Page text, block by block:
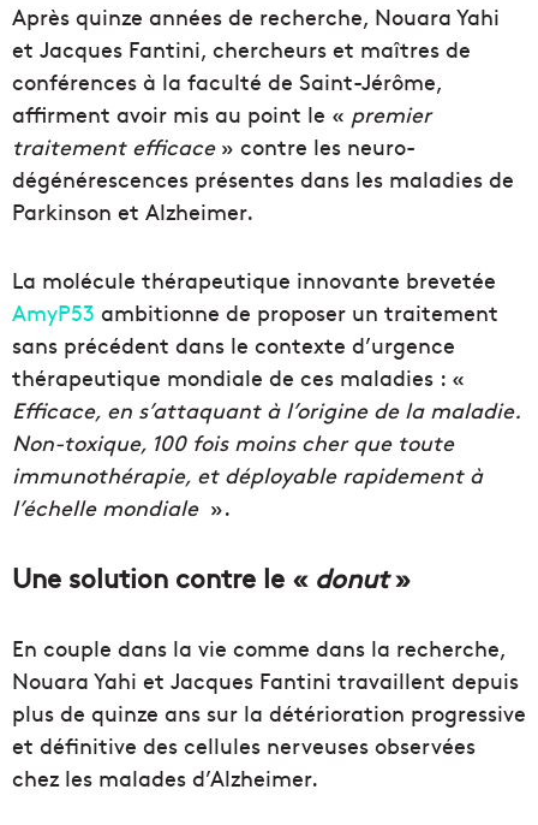
Après quinze années de recherche, Nouara Yahi
et Jacques Fantini, chercheurs et maîtres de
conférences à la faculté de Saint-Jérôme,
affirment avoir mis au point le « premier
traitement efficace» contre les neuro-
dégénérescences présentes dans les maladies de
Parkinson et Alzheimer.
La molécule thérapeutique innovante brevetée
AmyP53 ambitionne de proposer un traitement
sans précédent dans le contexte d’urgence
thérapeutique mondiale de ces maladies : «
Efficace, en s’attaquant à l’origine de la maladie.
Non-toxique, 100 fois moins cher que toute
immunothérapie, et déployable rapidement à
l’échelle mondiale».
Une solution contre le « donut»
En couple dans la vie comme dans la recherche,
Nouara Yahi et Jacques Fantini travaillent depuis
plus de quinze ans sur la détérioration progressive
et définitive des cellules nerveuses observées
chez les malades d’Alzheimer.